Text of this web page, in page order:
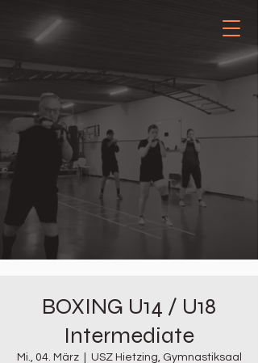
BOXING U14 / U18
Intermediate
Mi., 04. März
  |
USZ Hietzing, Gymnastiksaal